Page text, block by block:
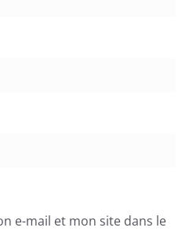
e-mail et mon site dans le